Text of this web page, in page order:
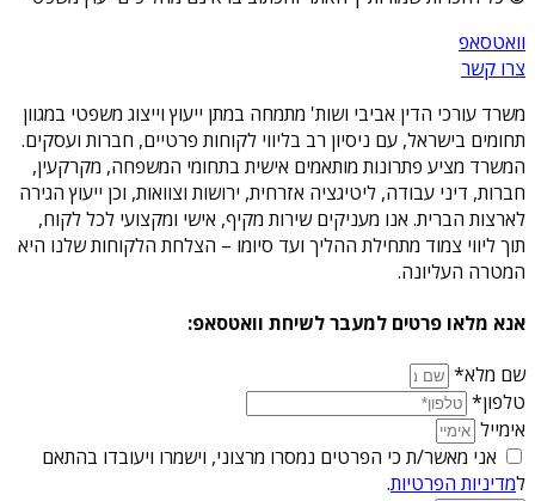
וואטסאפ
צרו קשר
משרד עורכי הדין אביבי ושות' מתמחה במתן ייעוץ וייצוג משפטי במגוון
תחומים בישראל, עם ניסיון רב בליווי לקוחות פרטיים, חברות ועסקים.
המשרד מציע פתרונות מותאמים אישית בתחומי המשפחה, מקרקעין,
חברות, דיני עבודה, ליטיגציה אזרחית, ירושות וצוואות, וכן ייעוץ הגירה
לארצות הברית. אנו מעניקים שירות מקיף, אישי ומקצועי לכל לקוח,
תוך ליווי צמוד מתחילת ההליך ועד סיומו – הצלחת הלקוחות שלנו היא
המטרה העליונה.
אנא מלאו פרטים למעבר לשיחת וואטסאפ:
שם מלא*
טלפון*
אימייל
אני מאשר/ת כי הפרטים נמסרו מרצוני, וישמרו ויעובדו בהתאם
למדיניות הפרטיות.